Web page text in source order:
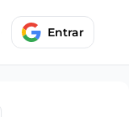
Entrar